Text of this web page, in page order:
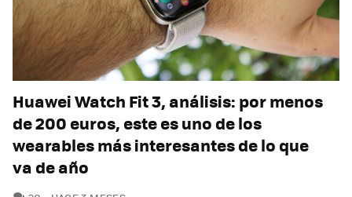
Huawei Watch Fit 3, análisis: por menos
de 200 euros, este es uno de los
wearables más interesantes de lo que
va de año